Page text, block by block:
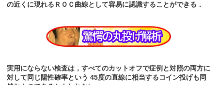
の近くに現れるＲＯＣ曲線として容易に認識することができる．
実用にならない検査は，すべてのカットオフで症例と対照の両方に
対して同じ陽性確率という 45度の直線に相当するコイン投げも同